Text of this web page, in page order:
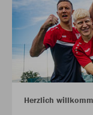
Herzlich